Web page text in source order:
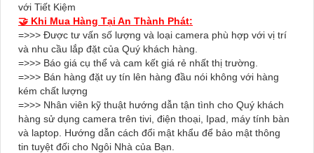
với Tiết Kiệm
🤝 Khi Mua Hàng Tại An Thành Phát:
=>>> Được tư vấn số lượng và loại camera phù hợp với vị trí
và nhu cầu lắp đặt của Quý khách hàng.
=>>> Báo giá cụ thể và cam kết giá rẻ nhất thị trường.
=>>> Bán hàng đặt uy tín lên hàng đầu nói không với hàng
kém chất lượng
=>>> Nhân viên kỹ thuật hướng dẫn tận tình cho Quý khách
hàng sử dụng camera trên tivi, điện thoại, Ipad, máy tính bàn
và laptop. Hướng dẫn cách đổi mật khẩu để bảo mật thông
tin tuyệt đối cho Ngôi Nhà của Bạn.